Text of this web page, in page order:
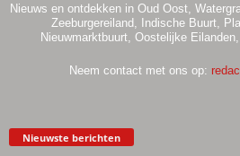
Nieuws en ontdekken in Oud Oost,
Zeeburgereiland, Indische Buurt,
Nieuwmarktbuurt, Oostelijke
Neem contact met ons op:
Nieuwste berichten